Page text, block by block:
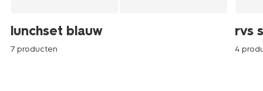
lunchset blauw
7 producten
rvs
4